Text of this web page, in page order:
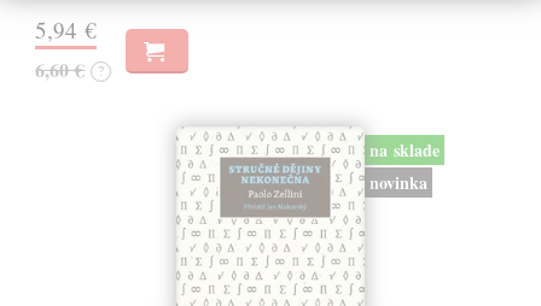
5,94 €
6,60 € ?
na sklade
novinka